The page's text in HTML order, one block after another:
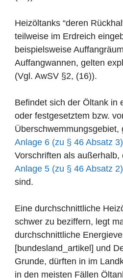
Heizöltanks “deren
teilweise im Erdreich
beispielsweise
Auffangwannen, gelten
(Vgl. AwSV §2, (16)).
Befindet sich der Öltank in
oder festgesetztem bzw.
Überschwemmungsgebiet,
Anlage 6 (zu § 46 Absatz 3)
Vorschriften als außerhalb,
Anlage 5 (zu § 46 Absatz 2)
sind.
Eine durchschnittliche
schwer zu beziffern, legt
durchschnittliche
[bundesland_artikel] und
Grunde, dürften in im
in den meisten Fällen